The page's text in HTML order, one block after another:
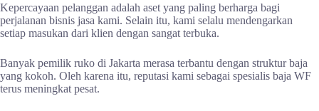
Kepercayaan pelanggan adalah aset yang paling berharga bagi
perjalanan bisnis jasa kami. Selain itu, kami selalu mendengarkan
setiap masukan dari klien dengan sangat terbuka.
Banyak pemilik ruko di Jakarta merasa terbantu dengan struktur baja
yang kokoh. Oleh karena itu, reputasi kami sebagai spesialis baja WF
terus meningkat pesat.